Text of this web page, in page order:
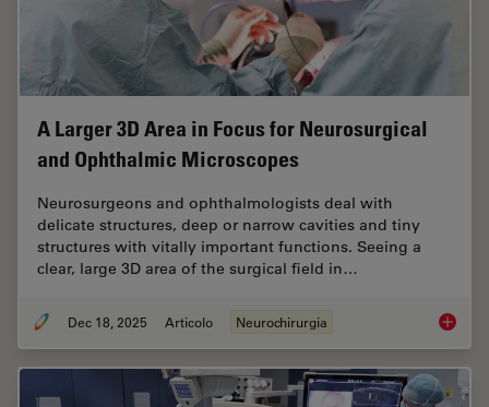
A Larger 3D Area in Focus for Neurosurgical
and Ophthalmic Microscopes
Neurosurgeons and ophthalmologists deal with
delicate structures, deep or narrow cavities and tiny
structures with vitally important functions. Seeing a
clear, large 3D area of the surgical field in…
Dec 18, 2025 Articolo Neurochirurgia A